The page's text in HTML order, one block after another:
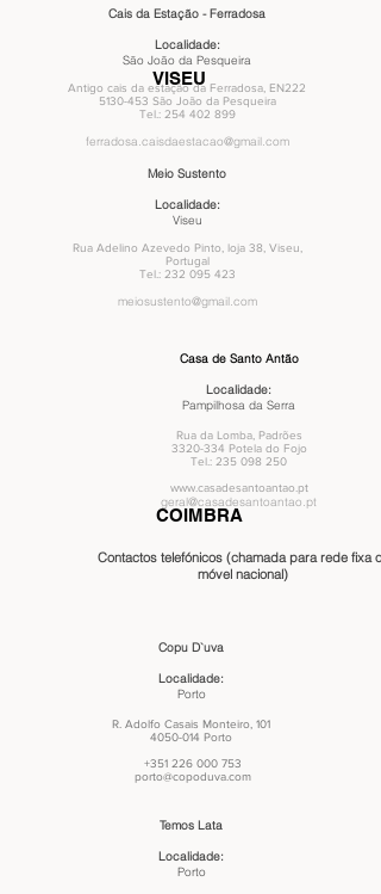
VISEU
Cais da Estação - Ferradosa
Localidade:
São João da Pesqueira
Antigo cais da estação da Ferradosa, EN222
5130-453 São João da Pesqueira
Tel.: 254 402 899
ferradosa.caisdaestacao@gmail.com
Meio Sustento
Localidade:
Viseu
Rua Adelino Azevedo Pinto, loja 38, Viseu,
Portugal
Tel.: 232 095 423
meiosustento@gmail.com
Casa de Santo Antão
Localidade:
Pampilhosa da Serra
Rua da Lomba, Padrões
3320-334 Potela do Fojo
Tel.: 235 098 250
www.casadesantoantao.pt
geral@casadesantoantao.pt
COIMBRA
Contactos telefónicos (chamada para rede fixa ou
móvel nacional)
Copu D`uva
Localidade:
Porto
R. Adolfo Casais Monteiro, 101
4050-014 Porto
+351 226 000 753
porto@copoduva.com
Temos Lata
Localidade:
Porto